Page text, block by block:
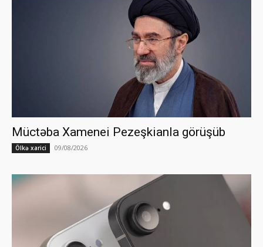
Müctəba Xamenei Pezeşkianla görüşüb
Ölkə xarici 09/08/2026